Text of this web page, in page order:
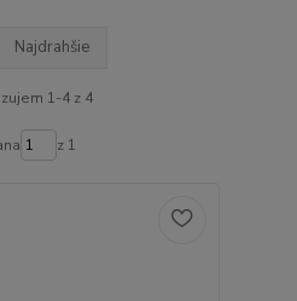
Najdrahšie
1-4 z 4
z 1